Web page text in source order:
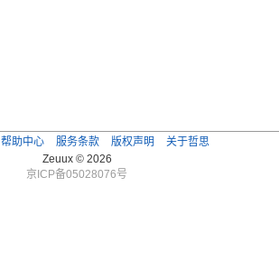
帮助中心 服务条款 版权声明
关于哲思
Zeuux © 2026
京ICP备05028076号